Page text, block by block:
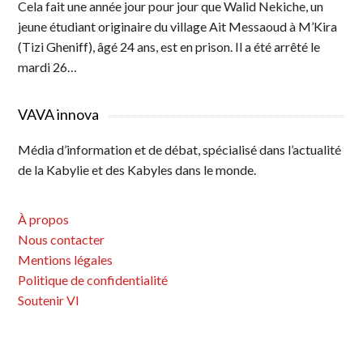
Cela fait une année jour pour jour que Walid Nekiche, un
jeune étudiant originaire du village Ait Messaoud à M’Kira
(Tizi Gheniff), âgé 24 ans, est en prison. Il a été arrêté le
mardi 26…
VAVA innova
Média d’information et de débat, spécialisé dans l’actualité
de la Kabylie et des Kabyles dans le monde.
À propos
Nous contacter
Mentions légales
Politique de confidentialité
Soutenir VI